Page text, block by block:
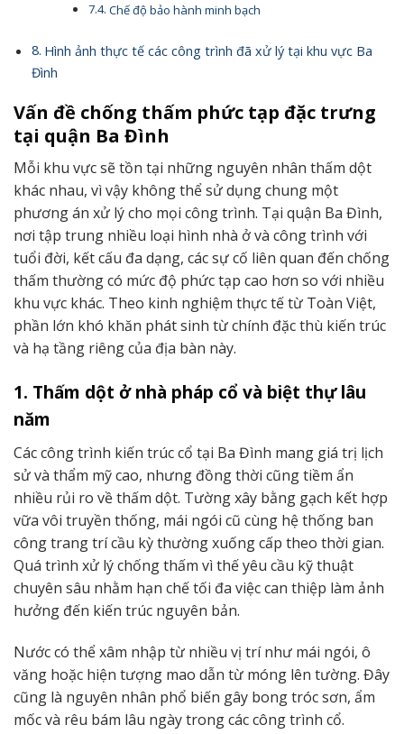
Chế độ bảo hành minh bạch
Hình ảnh thực tế các công trình đã xử lý tại khu vực Ba
Đình
Vấn đề chống thấm phức tạp đặc trưng
tại quận Ba Đình
Mỗi khu vực sẽ tồn tại những nguyên nhân thấm dột
khác nhau, vì vậy không thể sử dụng chung một
phương án xử lý cho mọi công trình. Tại quận Ba Đình,
nơi tập trung nhiều loại hình nhà ở và công trình với
tuổi đời, kết cấu đa dạng, các sự cố liên quan đến chống
thấm thường có mức độ phức tạp cao hơn so với nhiều
khu vực khác. Theo kinh nghiệm thực tế từ Toàn Việt,
phần lớn khó khăn phát sinh từ chính đặc thù kiến trúc
và hạ tầng riêng của địa bàn này.
1. Thấm dột ở nhà pháp cổ và biệt thự lâu
năm
Các công trình kiến trúc cổ tại Ba Đình mang giá trị lịch
sử và thẩm mỹ cao, nhưng đồng thời cũng tiềm ẩn
nhiều rủi ro về thấm dột. Tường xây bằng gạch kết hợp
vữa vôi truyền thống, mái ngói cũ cùng hệ thống ban
công trang trí cầu kỳ thường xuống cấp theo thời gian.
Quá trình xử lý chống thấm vì thế yêu cầu kỹ thuật
chuyên sâu nhằm hạn chế tối đa việc can thiệp làm ảnh
hưởng đến kiến trúc nguyên bản.
Nước có thể xâm nhập từ nhiều vị trí như mái ngói, ô
văng hoặc hiện tượng mao dẫn từ móng lên tường. Đây
cũng là nguyên nhân phổ biến gây bong tróc sơn, ẩm
mốc và rêu bám lâu ngày trong các công trình cổ.